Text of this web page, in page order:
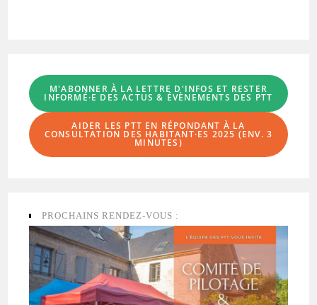
M'ABONNER À LA LETTRE D'INFOS ET RESTER
INFORMÉ·E DES ACTUS & ÉVÈNEMENTS DES PTT
AIDER LES PTT EN RÉPONDANT À LA
CONSULTATION DES HABITANT·ES 2025 (ENV. 3
MINUTES)
PROCHAINS RENDEZ-VOUS :